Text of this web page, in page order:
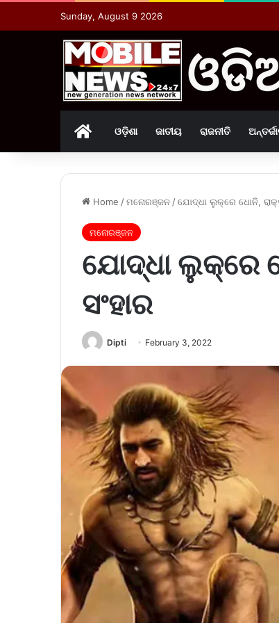
Sunday, August 9 2026
Homeଓଡ଼ିଶା ଜାତୀୟ ରାଜନୀତି
Home /ମନୋରଞ୍ଜନ /ଯୋଦ୍ଧା ଲୁକ୍‌ରେ ଧୋନି,
ମନୋରଞ୍ଜନ
ଯୋଦ୍ଧା ଲୁକ୍‌ରେ
ସଂହାର
Dipti February 3, 2022